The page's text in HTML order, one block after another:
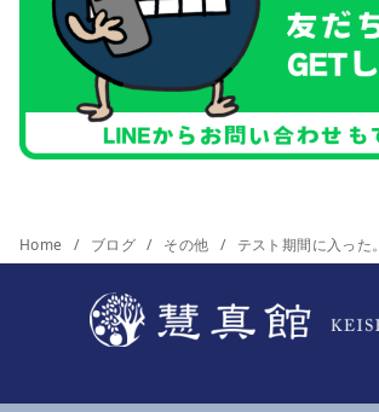
Home ブログ その他 テスト期間に入った。